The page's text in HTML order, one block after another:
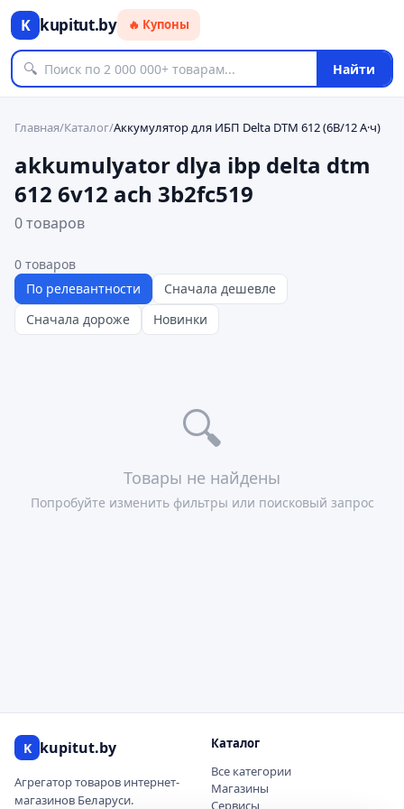
K kupitut.by 🔥 Купоны
🔍 Найти
Главная/Каталог/Аккумулятор для ИБП Delta DTM 612 (6В/12 А·ч)
akkumulyator dlya ibp delta dtm
612 6v12 ach 3b2fc519
0 товаров
0 товаров
По релевантности
Сначала дешевле
Сначала дороже
Новинки
🔍
Товары не найдены
Попробуйте изменить фильтры или поисковый запрос
K kupitut.by
Агрегатор товаров интернет-
магазинов Беларуси.
Каталог
Все категории
Магазины
Сервисы